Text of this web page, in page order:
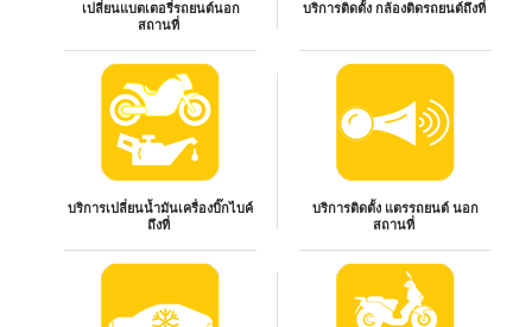
เปลี่ยนแบตเตอรี่รถยนต์นอก
สถานที่
บริการติดตั้ง กล้องติดรถยนต์ถึงที่
บริการเปลี่ยนน้ำมันเครื่องบิ๊กไบค์
ถึงที่
บริการติดตั้ง แตรรถยนต์ นอก
สถานที่